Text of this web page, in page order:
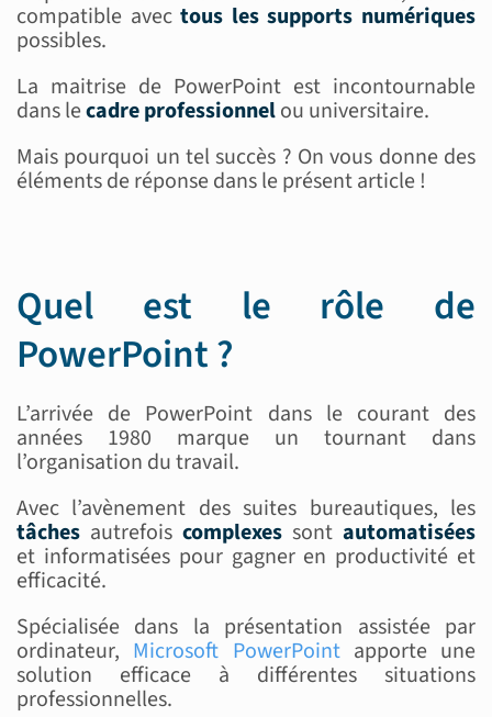
compatible avectous les supports numériques
possibles.
La maitrise de PowerPoint est incontournable
dans lecadre professionnelou universitaire.
Mais pourquoi un tel succès ? On vous donne des
éléments de réponse dans le présent article !
Quel est le rôle de
PowerPoint ?
L’arrivée de PowerPoint dans le courant des
années 1980 marque un tournant dans
l’organisation du travail.
Avec l’avènement des suites bureautiques, les
tâchesautrefois complexes sontautomatisées
et informatisées pour gagner en productivité et
efficacité.
Spécialisée dans la présentation assistée par
ordinateur, Microsoft PowerPointapporte une
solution efficace à différentes situations
professionnelles.